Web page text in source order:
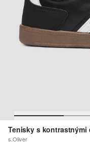
Tenisky s kontrastnými
s.Oliver